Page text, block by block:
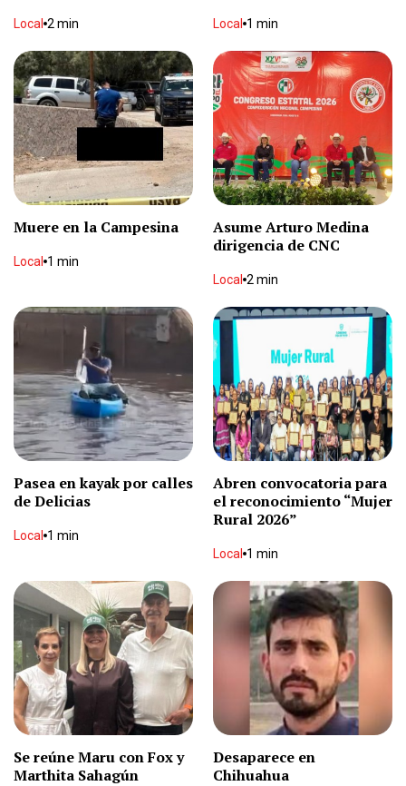
Local 2 min Local 1 min
Muere en la Campesina
Local 1 min
Asume Arturo Medina
dirigencia de CNC
Local 2 min
Pasea en kayak por calles
de Delicias
Local 1 min
Abren convocatoria para
el reconocimiento “Mujer
Rural 2026”
Local 1 min
Se reúne Maru con Fox y
Marthita Sahagún
Desaparece en
Chihuahua